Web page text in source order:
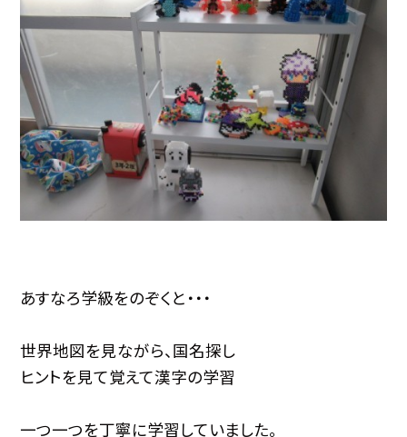
あすなろ学級をのぞくと・・・
世界地図を見ながら、国名探し
ヒントを見て覚えて漢字の学習
一つ一つを丁寧に学習していました。